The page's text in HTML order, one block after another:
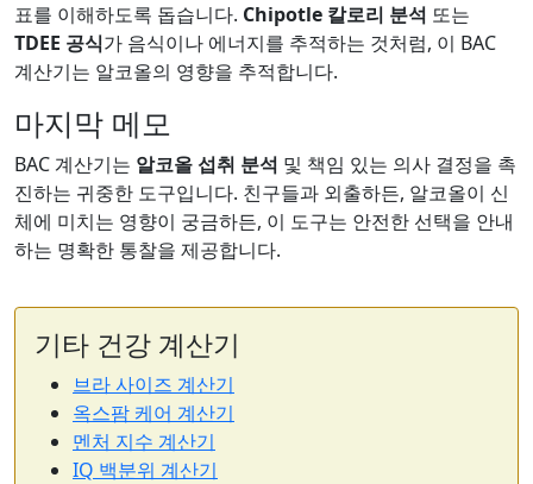
표를 이해하도록 돕습니다. Chipotle 칼로리 분석 또는
TDEE 공식가 음식이나 에너지를 추적하는 것처럼, 이 BAC
계산기는 알코올의 영향을 추적합니다.
마지막 메모
BAC 계산기는 알코올 섭취 분석 및 책임 있는 의사 결정을 촉
진하는 귀중한 도구입니다. 친구들과 외출하든, 알코올이 신
체에 미치는 영향이 궁금하든, 이 도구는 안전한 선택을 안내
하는 명확한 통찰을 제공합니다.
기타 건강 계산기
브라 사이즈 계산기
옥스팜 케어 계산기
멘처 지수 계산기
IQ 백분위 계산기